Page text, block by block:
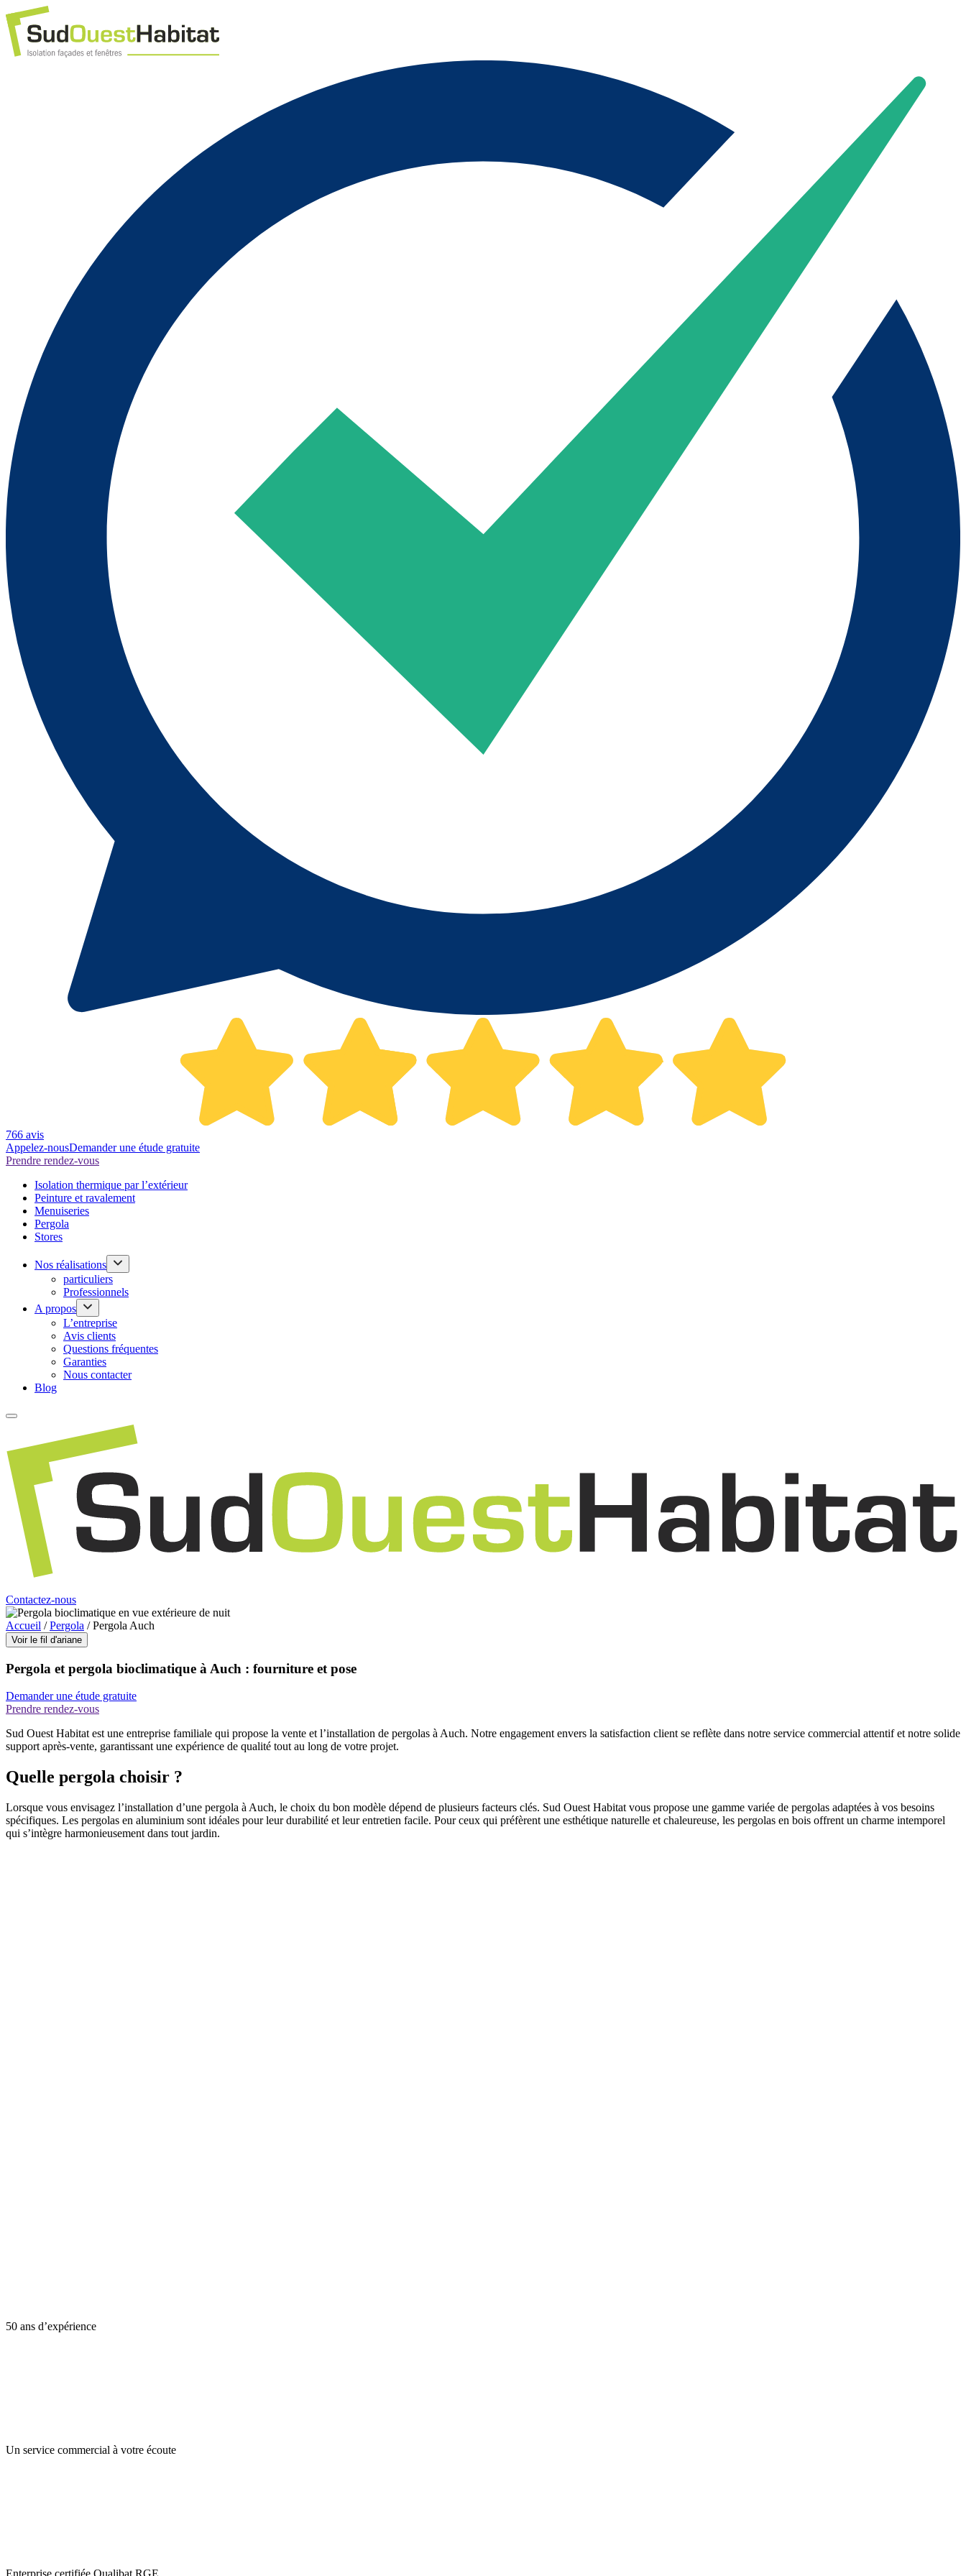
766 avis
Appelez-nousDemander une étude gratuite
Prendre rendez-vous
Isolation thermique par l’extérieur
Peinture et ravalement
Menuiseries
Pergola
Stores
Nos réalisations
particuliers
Professionnels
A propos
L’entreprise
Avis clients
Questions fréquentes
Garanties
Nous contacter
Blog
Contactez-nous
Accueil /Pergola /Pergola Auch
Voir le fil d'ariane
Pergola et pergola bioclimatique à Auch : fourniture et pose
Demander une étude gratuite
Prendre rendez-vous
Sud Ouest Habitat est une entreprise familiale qui propose la vente et l’installation de pergolas à Auch. Notre engagement envers la satisfaction client se reflète dans notre service commercial attentif et notre solide
support après-vente, garantissant une expérience de qualité tout au long de votre projet.
Quelle pergola choisir ?
Lorsque vous envisagez l’installation d’une pergola à Auch, le choix du bon modèle dépend de plusieurs facteurs clés. Sud Ouest Habitat vous propose une gamme variée de pergolas adaptées à vos besoins
spécifiques. Les pergolas en aluminium sont idéales pour leur durabilité et leur entretien facile. Pour ceux qui préfèrent une esthétique naturelle et chaleureuse, les pergolas en bois offrent un charme intemporel
qui s’intègre harmonieusement dans tout jardin.
50 ans d’expérience
Un service commercial à votre écoute